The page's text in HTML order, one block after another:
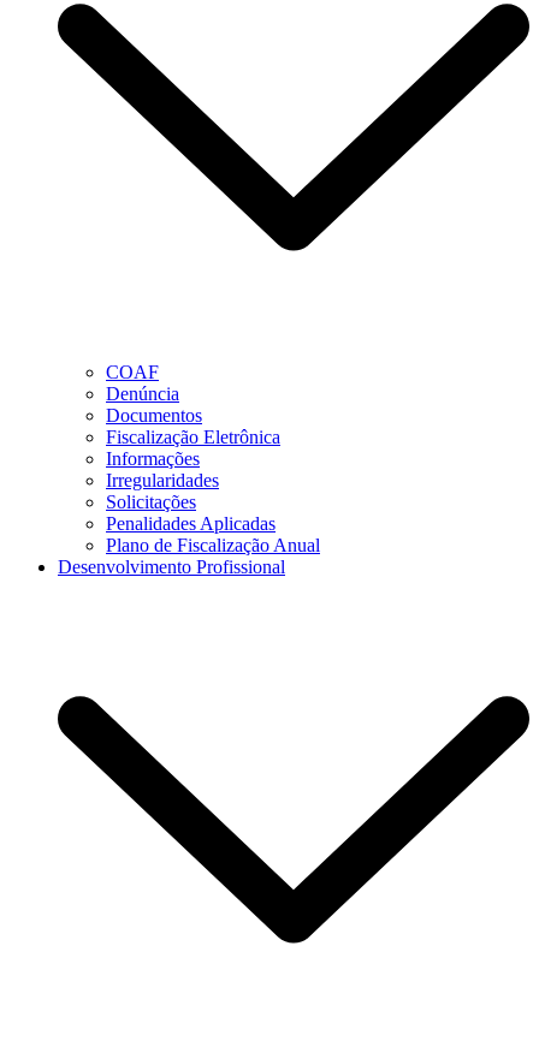
COAF
Denúncia
Documentos
Fiscalização Eletrônica
Informações
Irregularidades
Solicitações
Penalidades Aplicadas
Plano de Fiscalização Anual
Desenvolvimento Profissional